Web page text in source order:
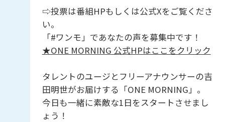
⇨投票は番組HPもしくは公式Xをご覧くださ
い。
「#ワンモ」であなたの声を募集中です！
★ONE MORNING 公式HPはここをクリック
タレントのユージとフリーアナウンサーの吉
田明世がお届けする「ONE MORNING」。
今日も一緒に素敵な1日をスタートさせまし
ょう！